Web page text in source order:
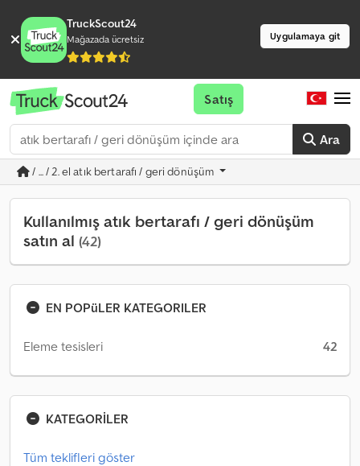
TruckScout24
Mağazada ücretsiz Uygulamaya git
Ara
Satış
/ ... / 2. el atık bertarafı / geri dönüşüm
Kullanılmış atık bertarafı / geri dönüşüm
satın al (42)
EN POPüLER KATEGORILER
Eleme tesisleri 42
KATEGORİLER
Tüm teklifleri göster